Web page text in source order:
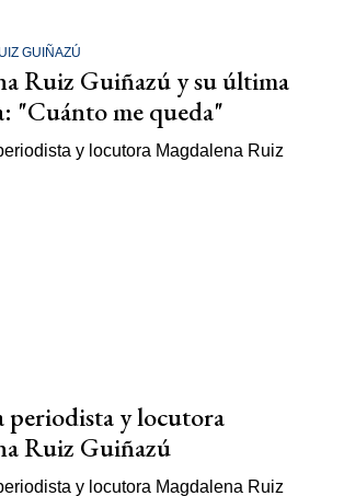
GUIÑAZÚ
Ruiz Guiñazú y su última
"Cuánto me queda"
periodista y locutora
Ruiz Guiñazú